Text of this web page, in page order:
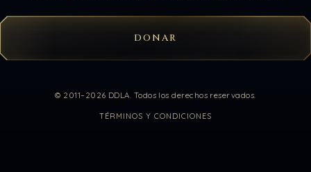
DONAR
© 2011–2026 DDLA. Todos los derechos reservados.
TÉRMINOS Y CONDICIONES